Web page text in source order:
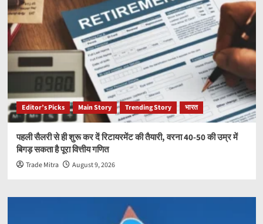
Editor’s Picks Main Story Trending Story भारत
पहली सैलरी से ही शुरू कर दें रिटायरमेंट की तैयारी, वरना 40-50 की उम्र में
बिगड़ सकता है पूरा वित्तीय गणित
Trade Mitra August 9, 2026